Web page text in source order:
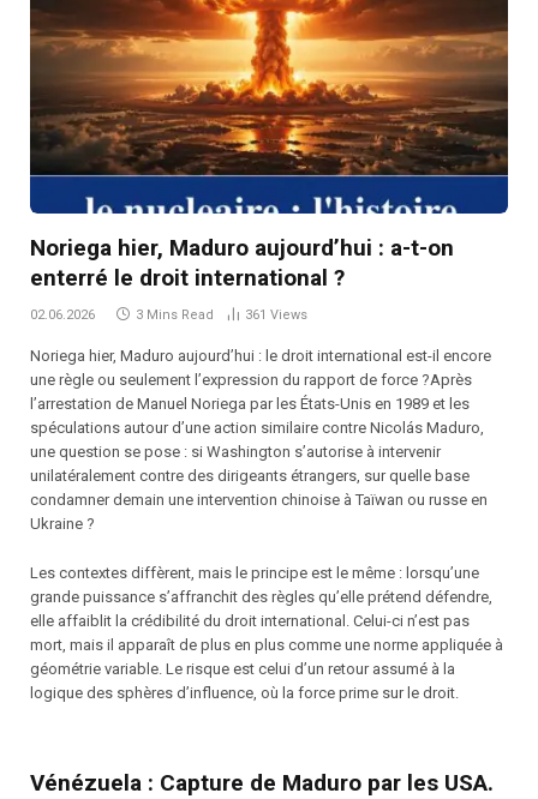
Noriega hier, Maduro aujourd’hui : a-t-on
enterré le droit international ?
02.06.2026 3 Mins Read 361 Views
Noriega hier, Maduro aujourd’hui : le droit international est-il encore
une règle ou seulement l’expression du rapport de force ?Après
l’arrestation de Manuel Noriega par les États-Unis en 1989 et les
spéculations autour d’une action similaire contre Nicolás Maduro,
une question se pose : si Washington s’autorise à intervenir
unilatéralement contre des dirigeants étrangers, sur quelle base
condamner demain une intervention chinoise à Taïwan ou russe en
Ukraine ?
Les contextes diffèrent, mais le principe est le même : lorsqu’une
grande puissance s’affranchit des règles qu’elle prétend défendre,
elle affaiblit la crédibilité du droit international. Celui-ci n’est pas
mort, mais il apparaît de plus en plus comme une norme appliquée à
géométrie variable. Le risque est celui d’un retour assumé à la
logique des sphères d’influence, où la force prime sur le droit.
Vénézuela : Capture de Maduro par les USA.